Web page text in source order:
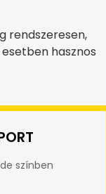
rendszeresen,
hasznos
színben